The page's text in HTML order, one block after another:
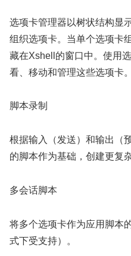
选项卡管理器以树状结构显
组织选项卡。当单个选项卡
藏在Xshell的窗口中。使用
看、移动和管理这些选项卡。
脚本录制
根据输入（发送）和输出（
的脚本作为基础，创建更复
多会话脚本
将多个选项卡作为应用脚本
式下受支持）。